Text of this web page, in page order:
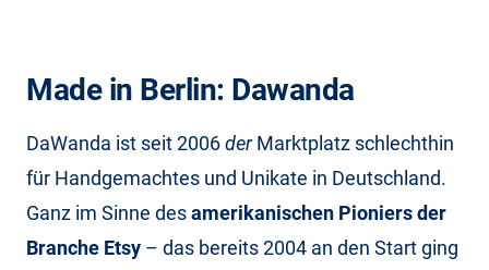
Made in Berlin: Dawanda
DaWanda ist seit 2006derMarktplatz schlechthin
für Handgemachtes und Unikate in Deutschland.
Ganz im Sinne desamerikanischen Pioniers der
Branche Etsy – das bereits 2004 an den Start ging